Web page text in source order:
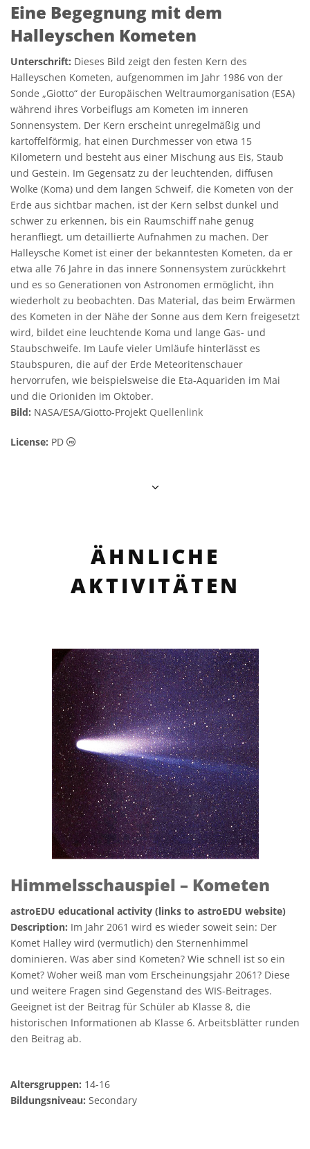
Eine Begegnung mit dem
Halleyschen Kometen
Unterschrift: Dieses Bild zeigt den festen Kern des
Halleyschen Kometen, aufgenommen im Jahr 1986 von der
Sonde „Giotto“ der Europäischen Weltraumorganisation (ESA)
während ihres Vorbeiflugs am Kometen im inneren
Sonnensystem. Der Kern erscheint unregelmäßig und
kartoffelförmig, hat einen Durchmesser von etwa 15
Kilometern und besteht aus einer Mischung aus Eis, Staub
und Gestein. Im Gegensatz zu der leuchtenden, diffusen
Wolke (Koma) und dem langen Schweif, die Kometen von der
Erde aus sichtbar machen, ist der Kern selbst dunkel und
schwer zu erkennen, bis ein Raumschiff nahe genug
heranfliegt, um detaillierte Aufnahmen zu machen. Der
Halleysche Komet ist einer der bekanntesten Kometen, da er
etwa alle 76 Jahre in das innere Sonnensystem zurückkehrt
und es so Generationen von Astronomen ermöglicht, ihn
wiederholt zu beobachten. Das Material, das beim Erwärmen
des Kometen in der Nähe der Sonne aus dem Kern freigesetzt
wird, bildet eine leuchtende Koma und lange Gas- und
Staubschweife. Im Laufe vieler Umläufe hinterlässt es
Staubspuren, die auf der Erde Meteoritenschauer
hervorrufen, wie beispielsweise die Eta-Aquariden im Mai
und die Orioniden im Oktober.
Bild: NASA/ESA/Giotto-Projekt Quellenlink
License: PD Gemeinfrei Symbole
ÄHNLICHE
AKTIVITÄTEN
Himmelsschauspiel – Kometen
astroEDU educational activity (links to astroEDU website)
Description: Im Jahr 2061 wird es wieder soweit sein: Der
Komet Halley wird (vermutlich) den Sternenhimmel
dominieren. Was aber sind Kometen? Wie schnell ist so ein
Komet? Woher weiß man vom Erscheinungsjahr 2061? Diese
und weitere Fragen sind Gegenstand des WIS-Beitrages.
Geeignet ist der Beitrag für Schüler ab Klasse 8, die
historischen Informationen ab Klasse 6. Arbeitsblätter runden
den Beitrag ab.
Altersgruppen: 14-16
Bildungsniveau: Secondary